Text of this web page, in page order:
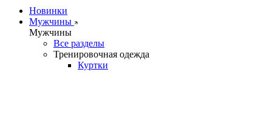
Новинки
Мужчины
Мужчины
Все разделы
Тренировочная одежда
Куртки